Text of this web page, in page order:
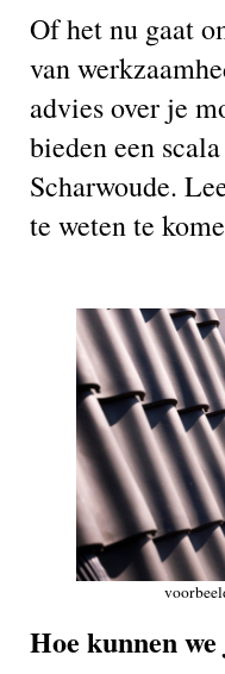
Of het nu gaat
van
advies over je
bieden een
Scharwoude.
te weten te
Hoe kunnen